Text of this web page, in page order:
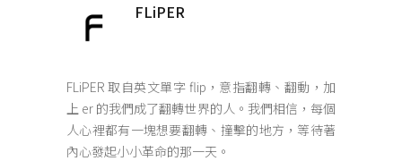
FLiPER
FLiPER 取自英文單字 flip，意指翻轉、翻動，加
上 er 的我們成了翻轉世界的人。我們相信，每個
人心裡都有一塊想要翻轉、撞擊的地方，等待著
內心發起小小革命的那一天。